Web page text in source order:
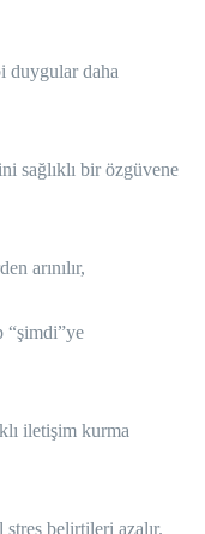
duygular daha
sağlıklı bir özgüvene
arınılır,
“şimdi”ye
iletişim kurma
belirtileri azalır.